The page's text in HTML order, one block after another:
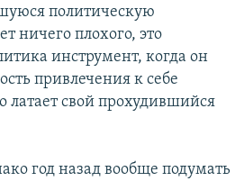
политическую
ничего плохого, это
инструмент, когда он
привлечения к себе
латает свой прохудившийся
год назад вообще подумать